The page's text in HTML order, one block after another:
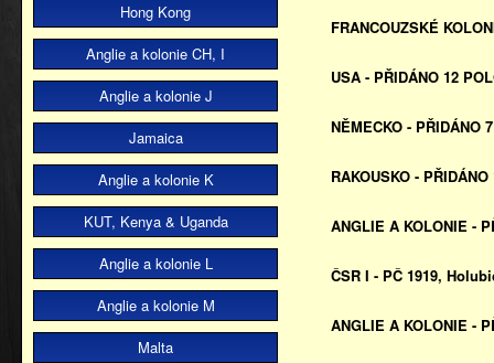
Hong Kong
Anglie a kolonie CH, I
Anglie a kolonie J
Jamaica
Anglie a kolonie K
KUT, Kenya & Uganda
Anglie a kolonie L
Anglie a kolonie M
Malta
FRANCOUZSKÉ
USA - PŘIDÁNO 12
NĚMECKO - PŘIDÁNO
RAKOUSKO -
ANGLIE A KOLONIE -
ČSR I - PČ 1919,
ANGLIE A KOLONIE -